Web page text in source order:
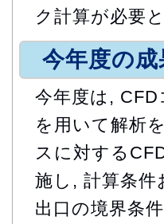
ク計算が必要
今年度の成
今年度は,
を用いて解析
スに対する
施し, 計算条
出口の境界条